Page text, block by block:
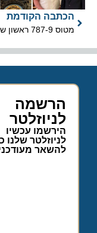
הכתבה הקודמת
הרשמה
לניוזלטר
הירשמו עכשיו
לניוזלטר שלנו כדי
להשאר מעודכנים